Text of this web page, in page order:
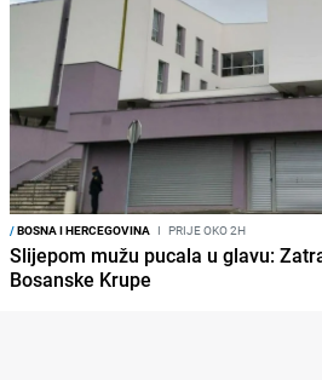
/BOSNA I HERCEGOVINA I PRIJE OKO 2H
Slijepom mužu pucala u glavu:
Bosanske Krupe